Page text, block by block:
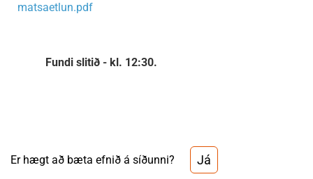
matsaetlun.pdf
Fundi slitið - kl. 12:30.
Er hægt að bæta efnið á síðunni? Já